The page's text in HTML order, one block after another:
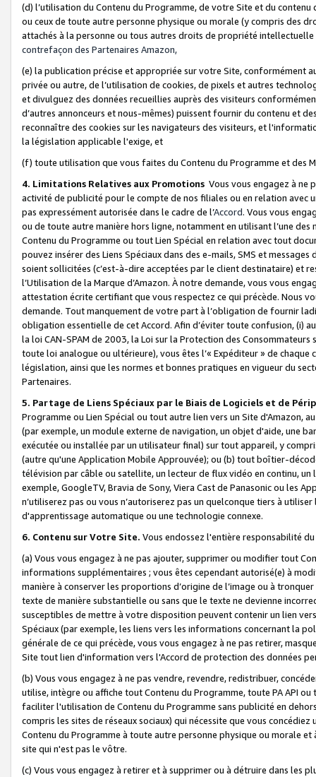
(d) l’utilisation du Contenu du Programme, de votre Site et du
ou ceux de toute autre personne physique ou morale (y compris des
attachés à la personne ou tous autres droits de propriété
contrefaçon des Partenaires Amazon,
(e) la publication précise et appropriée sur votre Site, conformément
privée ou autre, de l’utilisation de cookies, de pixels et autres
et divulguez des données recueillies auprès des visiteurs
d’autres annonceurs et nous-mêmes) puissent fournir du contenu et
reconnaître des cookies sur les navigateurs des visiteurs, et
la législation applicable l'exige, et
(f) toute utilisation que vous faites du Contenu du Programme et des
4. Limitations Relatives aux Promotions Vous vous engagez à ne
activité de publicité pour le compte de nos filiales ou en relation avec
pas expressément autorisée dans le cadre de l’Accord. Vous vous
ou de toute autre manière hors ligne, notamment en utilisant l’une
Contenu du Programme ou tout Lien Spécial en relation avec tout
pouvez insérer des Liens Spéciaux dans des e-mails, SMS et
soient sollicitées (c’est-à-dire acceptées par le client destinataire) et
l’Utilisation de la Marque d’Amazon. À notre demande, vous vous
attestation écrite certifiant que vous respectez ce qui précède. Nous
demande. Tout manquement de votre part à l’obligation de fournir
obligation essentielle de cet Accord. Afin d’éviter toute confusion, (i)
la loi CAN-SPAM de 2003, la Loi sur la Protection des
toute loi analogue ou ultérieure), vous êtes l’« Expéditeur » de
législation, ainsi que les normes et bonnes pratiques en vigueur du
Partenaires.
5. Partage de Liens Spéciaux par le Biais de Logiciels et de
Programme ou Lien Spécial ou tout autre lien vers un Site d'Amazon,
(par exemple, un module externe de navigation, un objet d'aide, une
exécutée ou installée par un utilisateur final) sur tout appareil, y
(autre qu'une Application Mobile Approuvée); ou (b) tout boîtier-
télévision par câble ou satellite, un lecteur de flux vidéo en continu,
exemple, GoogleTV, Bravia de Sony, Viera Cast de Panasonic ou les
n’utiliserez pas ou vous n’autoriserez pas un quelconque tiers à
d'apprentissage automatique ou une technologie connexe.
6. Contenu sur Votre Site. Vous endossez l'entière responsabilité
(a) Vous vous engagez à ne pas ajouter, supprimer ou modifier tout
informations supplémentaires ; vous êtes cependant autorisé(e) à
manière à conserver les proportions d’origine de l’image ou à
texte de manière substantielle ou sans que le texte ne devienne
susceptibles de mettre à votre disposition peuvent contenir un lien
Spéciaux (par exemple, les liens vers les informations concernant la
générale de ce qui précède, vous vous engagez à ne pas retirer,
Site tout lien d'information vers l'Accord de protection des données
(b) Vous vous engagez à ne pas vendre, revendre, redistribuer,
utilise, intègre ou affiche tout Contenu du Programme, toute PA API
faciliter l'utilisation de Contenu du Programme sans publicité en
compris les sites de réseaux sociaux) qui nécessite que vous
Contenu du Programme à toute autre personne physique ou morale
site qui n'est pas le vôtre.
(c) Vous vous engagez à retirer et à supprimer ou à détruire dans les